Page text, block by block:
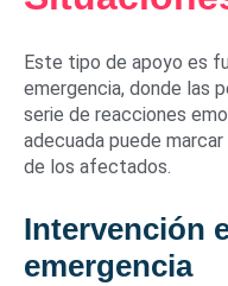
Este tipo de apoyo es
emergencia, donde las
serie de reacciones
adecuada puede
de los afectados.
Intervención
emergencia